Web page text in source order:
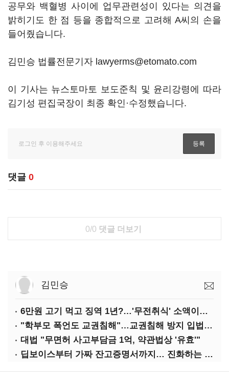
공무와 백혈병 사이에 업무관련성이 있다는 의견을
밝히기도 한 점 등을 종합적으로 고려해 A씨의 손을
들어줬습니다.
김민승 법률전문기자 lawyerms@etomato.com
이 기사는 뉴스토마토 보도준칙 및 윤리강령에 따라
김기성 편집국장이 최종 확인·수정했습니다.
댓글 0
0/0 댓글 더보기
김민승
6만원 고기 먹고 징역 1년?…'무전취식' 소액이라도 상습이면 사기죄
"학부모 폭언도 교권침해"…교권침해 방지 입법 시급
대법 "무면허 사고부담금 1억, 약관법상 '유효'"
딥보이스부터 가짜 잔고증명서까지… 진화하는 AI 범죄